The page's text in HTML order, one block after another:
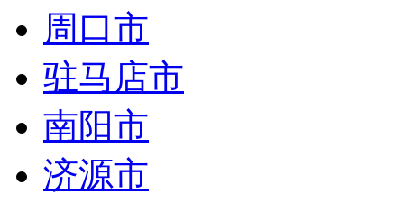
周口市
驻马店市
南阳市
济源市